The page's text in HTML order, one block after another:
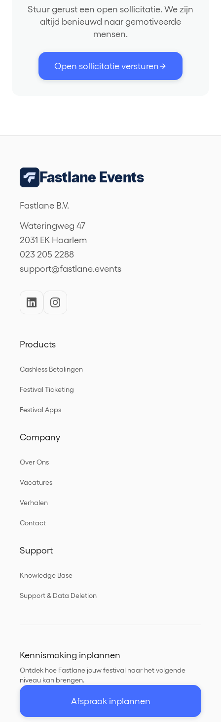
Stuur gerust een open sollicitatie. We zijn
altijd benieuwd naar gemotiveerde
mensen.
Open sollicitatie versturen
Fastlane Events
Fastlane B.V.
Wateringweg 47
2031 EK Haarlem
023 205 2288
support@fastlane.events
Products
Cashless Betalingen
Festival Ticketing
Festival Apps
Company
Over Ons
Vacatures
Verhalen
Contact
Support
Knowledge Base
Support & Data Deletion
Kennismaking inplannen
Ontdek hoe Fastlane jouw festival naar het volgende
niveau kan brengen.
Afspraak inplannen